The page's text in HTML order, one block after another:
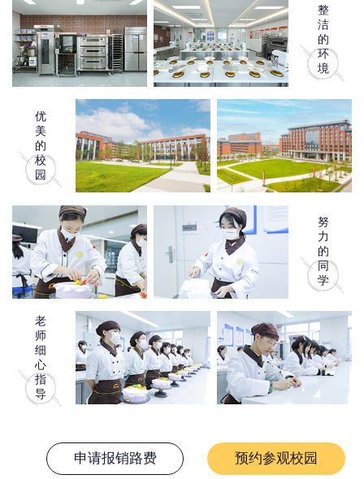
整
洁
的
环
境
优
美
的
校
园
努
力
的
同
学
老
师
细
心
指
导
申请报销路费 预约参观校园